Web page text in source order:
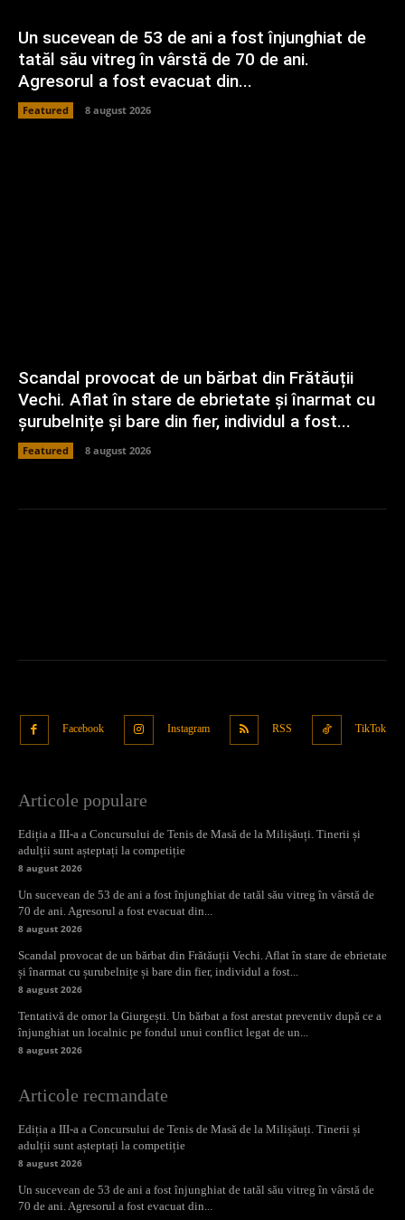
Un sucevean de 53 de ani a fost înjunghiat de
tatăl său vitreg în vârstă de 70 de ani.
Agresorul a fost evacuat din...
Featured 8 august 2026
Scandal provocat de un bărbat din Frătăuții
Vechi. Aflat în stare de ebrietate și înarmat cu
șurubelnițe și bare din fier, individul a fost...
Featured 8 august 2026
Facebook Instagram RSS TikTok
Articole populare
Ediția a III-a a Concursului de Tenis de Masă de la Milișăuți. Tinerii și
adulții sunt așteptați la competiție
8 august 2026
Un sucevean de 53 de ani a fost înjunghiat de tatăl său vitreg în vârstă de
70 de ani. Agresorul a fost evacuat din...
8 august 2026
Scandal provocat de un bărbat din Frătăuții Vechi. Aflat în stare de ebrietate
și înarmat cu șurubelnițe și bare din fier, individul a fost...
8 august 2026
Tentativă de omor la Giurgești. Un bărbat a fost arestat preventiv după ce a
înjunghiat un localnic pe fondul unui conflict legat de un...
8 august 2026
Articole recmandate
Ediția a III-a a Concursului de Tenis de Masă de la Milișăuți. Tinerii și
adulții sunt așteptați la competiție
8 august 2026
Un sucevean de 53 de ani a fost înjunghiat de tatăl său vitreg în vârstă de
70 de ani. Agresorul a fost evacuat din...